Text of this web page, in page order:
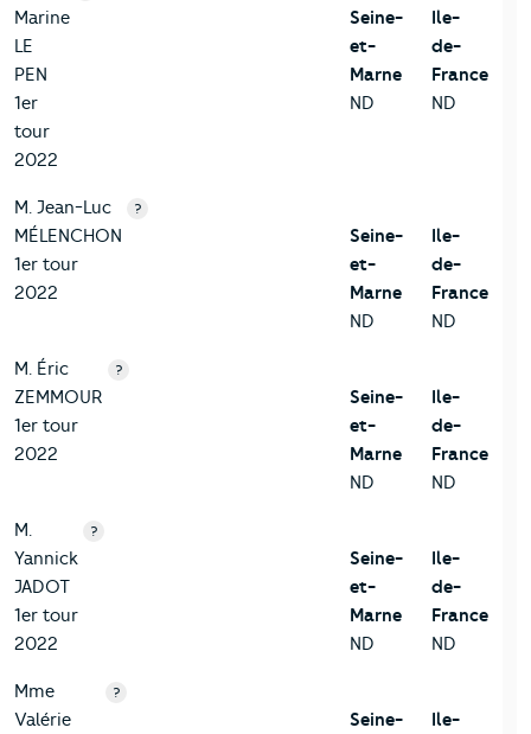
Marine
LE
PEN
1er
tour
2022
Seine-
et-
Marne
ND
Ile-
de-
France
ND
M. Jean-Luc
MÉLENCHON
1er tour
2022
?
Seine-
et-
Marne
ND
Ile-
de-
France
ND
M. Éric
ZEMMOUR
1er tour
2022
?
Seine-
et-
Marne
ND
Ile-
de-
France
ND
M.
Yannick
JADOT
1er tour
2022
?
Seine-
et-
Marne
ND
Ile-
de-
France
ND
Mme
Valérie
?
Seine-
Ile-